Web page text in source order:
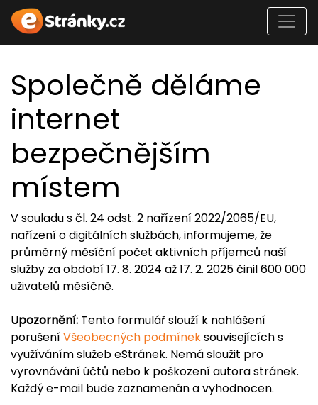
Společně děláme
internet
bezpečnějším
místem
V souladu s čl. 24 odst. 2 nařízení 2022/2065/EU,
nařízení o digitálních službách, informujeme, že
průměrný měsíční počet aktivních příjemců naší
služby za období 17. 8. 2024 až 17. 2. 2025 činil 600 000
uživatelů měsíčně.
Upozornění: Tento formulář slouží k nahlášení
porušeníVšeobecných podmíneksouvisejících s
využíváním služeb eStránek. Nemá sloužit pro
vyrovnávání účtů nebo k poškození autora stránek.
Každý e-mail bude zaznamenán a vyhodnocen.